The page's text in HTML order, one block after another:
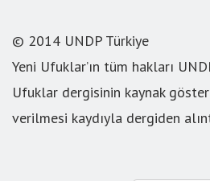
© 2014 UNDP Türkiye
Yeni Ufuklar’ın tüm hakları
Ufuklar dergisinin kaynak
verilmesi kaydıyla dergiden